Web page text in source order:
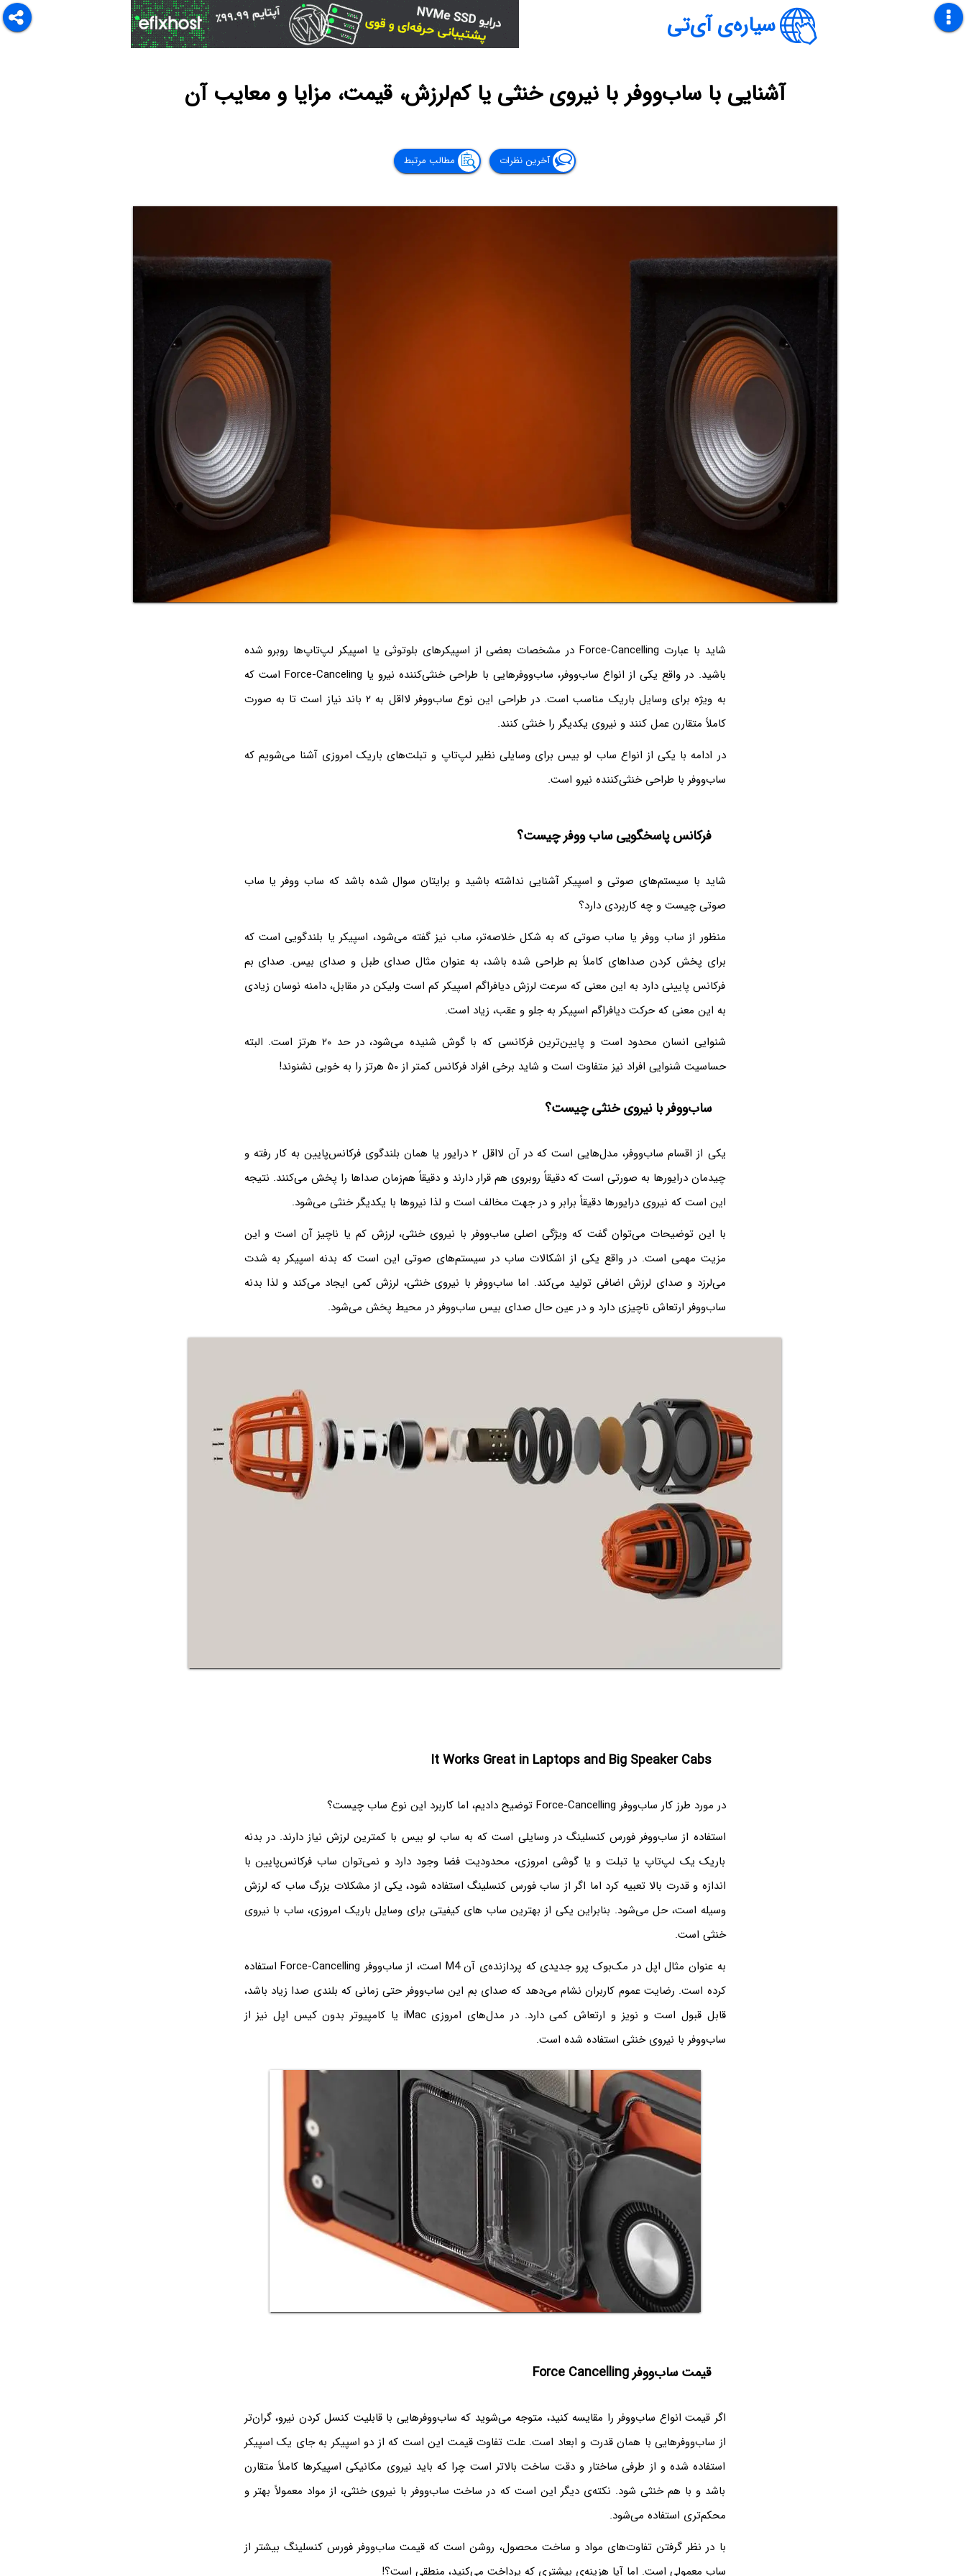
سیاره‌ی آی‌تی
آشنایی با ساب‌ووفر با نیروی خنثی یا کم‌لرزش، قیمت، مزایا و معایب آن
آخرین نظرات مطالب مرتبط
شاید با عبارت Force-Cancelling در مشخصات بعضی از اسپیکرهای بلوتوثی یا اسپیکر لپ‌تاپ‌ها روبرو شده
باشید. در واقع یکی از انواع ساب‌ووفر، ساب‌ووفرهایی با طراحی خنثی‌کننده نیرو یا Force-Canceling است که
به ویژه برای وسایل باریک مناسب است. در طراحی این نوع ساب‌ووفر لااقل به ۲ باند نیاز است تا به صورت
کاملاً متقارن عمل کنند و نیروی یکدیگر را خنثی کنند.
در ادامه با یکی از انواع ساب لو بیس برای وسایلی نظیر لپ‌تاپ و تبلت‌های باریک امروزی آشنا می‌شویم که
ساب‌ووفر با طراحی خنثی‌کننده نیرو است.
فرکانس پاسخگویی ساب ووفر چیست؟
شاید با سیستم‌های صوتی و اسپیکر آشنایی نداشته باشید و برایتان سوال شده باشد که ساب ووفر یا ساب
صوتی چیست و چه کاربردی دارد؟
منظور از ساب ووفر یا ساب صوتی که به شکل خلاصه‌تر، ساب نیز گفته می‌شود، اسپیکر یا بلندگویی است که
برای پخش کردن صداهای کاملاً بم طراحی شده باشد، به عنوان مثال صدای طبل و صدای بیس. صدای بم
فرکانس پایینی دارد به این معنی که سرعت لرزش دیافراگم اسپیکر کم است ولیکن در مقابل، دامنه نوسان زیادی
به این معنی که حرکت دیافراگم اسپیکر به جلو و عقب، زیاد است.
شنوایی انسان محدود است و پایین‌ترین فرکانسی که با گوش شنیده می‌شود، در حد ۲۰ هرتز است. البته
حساسیت شنوایی افراد نیز متفاوت است و شاید برخی افراد فرکانس کمتر از ۵۰ هرتز را به خوبی نشنوند!
ساب‌ووفر با نیروی خنثی چیست؟
یکی از اقسام ساب‌ووفر، مدل‌هایی است که در آن لااقل ۲ درایور یا همان بلندگوی فرکانس‌پایین به کار رفته و
چیدمان درایورها به صورتی است که دقیقاً روبروی هم قرار دارند و دقیقاً هم‌زمان صداها را پخش می‌کنند. نتیجه
این است که نیروی درایورها دقیقاً برابر و در جهت مخالف است و لذا نیروها با یکدیگر خنثی می‌شود.
با این توضیحات می‌توان گفت که ویژگی اصلی ساب‌ووفر با نیروی خنثی، لرزش کم یا ناچیز آن است و این
مزیت مهمی است. در واقع یکی از اشکالات ساب در سیستم‌های صوتی این است که بدنه اسپیکر به شدت
می‌لرزد و صدای لرزش اضافی تولید می‌کند. اما ساب‌ووفر با نیروی خنثی، لرزش کمی ایجاد می‌کند و لذا بدنه
ساب‌ووفر ارتعاش ناچیزی دارد و در عین حال صدای بیس ساب‌ووفر در محیط پخش می‌شود.
It Works Great in Laptops and Big Speaker Cabs
در مورد طرز کار ساب‌ووفر Force-Cancelling توضیح دادیم، اما کاربرد این نوع ساب چیست؟
استفاده از ساب‌ووفر فورس کنسلینگ در وسایلی است که به ساب لو بیس با کمترین لرزش نیاز دارند. در بدنه
باریک یک لپ‌تاپ یا تبلت و یا گوشی امروزی، محدودیت فضا وجود دارد و نمی‌توان ساب فرکانس‌پایین با
اندازه و قدرت بالا تعبیه کرد اما اگر از ساب فورس کنسلینگ استفاده شود، یکی از مشکلات بزرگ ساب که لرزش
وسیله است، حل می‌شود. بنابراین یکی از بهترین ساب های کیفیتی برای وسایل باریک امروزی، ساب با نیروی
خنثی است.
به عنوان مثال اپل در مک‌بوک پرو جدیدی که پردازنده‌ی آن M4 است، از ساب‌ووفر Force-Cancelling استفاده
کرده است. رضایت عموم کاربران نشام می‌دهد که صدای بم این ساب‌ووفر حتی زمانی که بلندی صدا زیاد باشد،
قابل قبول است و نویز و ارتعاش کمی دارد. در مدل‌های امروزی iMac یا کامپیوتر بدون کیس اپل نیز از
ساب‌ووفر با نیروی خنثی استفاده شده است.
قیمت ساب‌ووفر Force Cancelling
اگر قیمت انواع ساب‌ووفر را مقایسه کنید، متوجه می‌شوید که ساب‌ووفرهایی با قابلیت کنسل کردن نیرو، گران‌تر
از ساب‌ووفرهایی با همان قدرت و ابعاد است. علت تفاوت قیمت این است که از دو اسپیکر به جای یک اسپیکر
استفاده شده و از طرفی ساختار و دقت ساخت بالاتر است چرا که باید نیروی مکانیکی اسپیکرها کاملاً متقارن
باشد و با هم خنثی شود. نکته‌ی دیگر این است که در ساخت ساب‌ووفر با نیروی خنثی، از مواد معمولاً بهتر و
محکم‌تری استفاده می‌شود.
با در نظر گرفتن تفاوت‌های مواد و ساخت محصول، روشن است که قیمت ساب‌ووفر فورس کنسلینگ بیشتر از
ساب معمولی است. اما آیا هزینه‌ی بیشتری که پرداخت می‌کنید، منطقی است؟!